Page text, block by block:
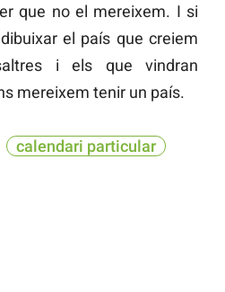
que no el mereixem. I si
el país que creiem
i els que vindran
mereixem tenir un país.
calendari particular